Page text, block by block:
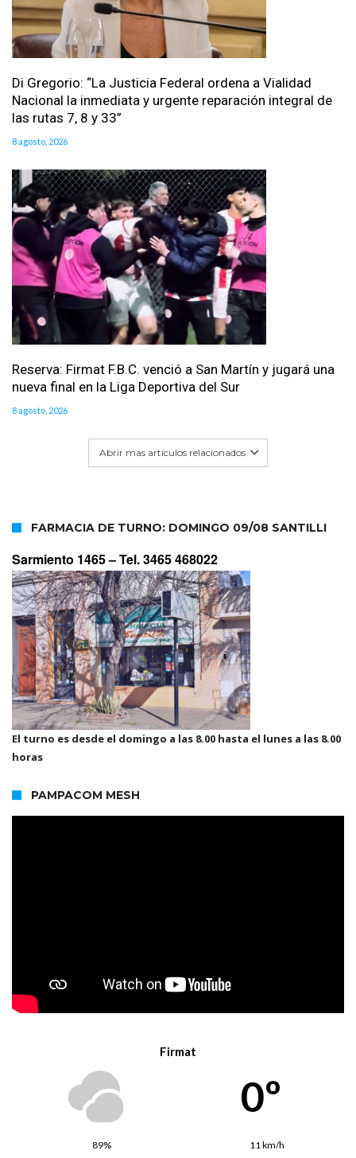
Di Gregorio: “La Justicia Federal ordena a Vialidad
Nacional la inmediata y urgente reparación integral de
las rutas 7, 8 y 33”
8 agosto, 2026
Reserva: Firmat F.B.C. venció a San Martín y jugará una
nueva final en la Liga Deportiva del Sur
8 agosto, 2026
Abrir mas artículos relacionados
FARMACIA DE TURNO: DOMINGO 09/08 SANTILLI
Sarmiento 1465 –Tel. 3465 468022
El turno es desde el domingo a las 8.00 hasta el lunes a las 8.00
horas
PAMPACOM MESH
Firmat
0º
89%
11 km/h